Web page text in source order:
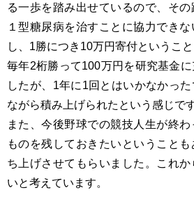
る一歩を踏み出せているので、そ
１型糖尿病を治すことに協力でき
し、1勝につき10万円寄付ということ
毎年2桁勝って100万円を研究基金
したが、1年に1回とはいかなかっ
ながら積み上げられたという感じです
また、今後野球での競技人生が終
ものを残しておきたいということ
ち上げさせてもらいました。これ
いと考えています。